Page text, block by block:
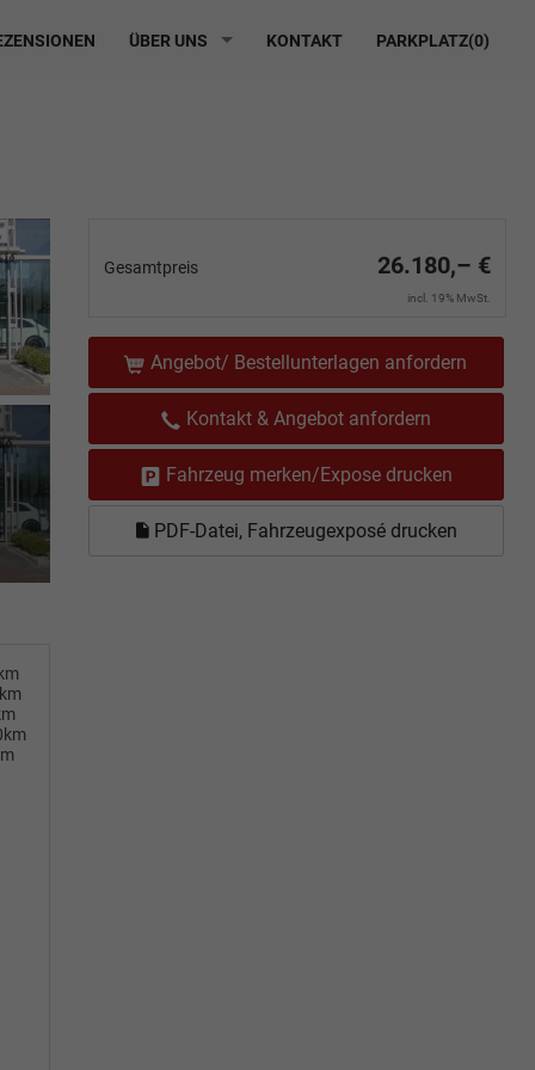
ÜBER UNS KONTAKT PARKPLATZ(0)
Gesamtpreis 26.180,– €
incl. 19% MwSt.
Angebot/ Bestellunterlagen anfordern
Kontakt & Angebot anfordern
Fahrzeug merken/Expose drucken
PDF-Datei, Fahrzeugexposé drucken